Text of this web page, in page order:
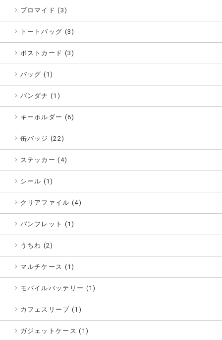
ブロマイド (3)
トートバッグ (3)
ポストカード (3)
バッグ (1)
バンダナ (1)
キーホルダー (6)
缶バッジ (22)
ステッカー (4)
シール (1)
クリアファイル (4)
パンフレット (1)
うちわ (2)
マルチケース (1)
モバイルバッテリー (1)
カフェスリーブ (1)
ガジェットケース (1)